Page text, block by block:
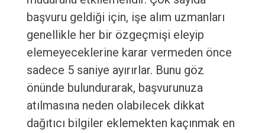
başvuru geldiği için, işe alım uzmanları
genellikle her bir özgeçmişi eleyip
elemeyeceklerine karar vermeden önce
sadece 5 saniye ayırırlar. Bunu göz
önünde bulundurarak, başvurunuza
atılmasına neden olabilecek dikkat
dağıtıcı bilgiler eklemekten kaçınmak en